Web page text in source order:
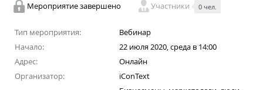
Мероприятие завершено Участники 0 чел.
Тип мероприятия:
Вебинар
Начало:
22 июля 2020, среда в 14:00
Адрес:
Онлайн
Организатор:
iConText